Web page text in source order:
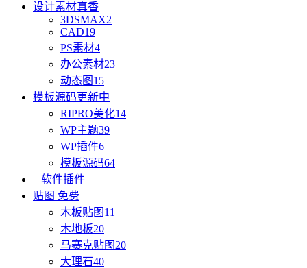
设计素材真香
3DSMAX2
CAD19
PS素材4
办公素材23
动态图 15
模板源码更新中
RIPRO美化14
WP主题39
WP插件6
模板源码64
软件插件
贴图 免费
木板贴图 11
木地板20
马赛克贴图 20
大理石40